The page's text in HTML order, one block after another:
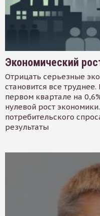
Экономический
Отрицать серьезные
становится все
первом квартале на
нулевой рост
потребительского
результаты